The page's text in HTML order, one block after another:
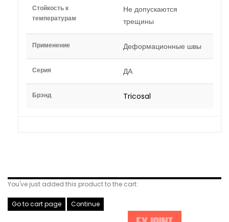
Стойкость к
температурам
Не допускаются
трещины
Применение Деформационные швы
Серия ДА
Брэнд Tricosal
You've just added this product to the cart:
Go to cart page Continue